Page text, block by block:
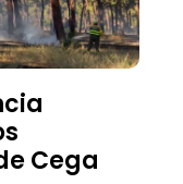
Cega